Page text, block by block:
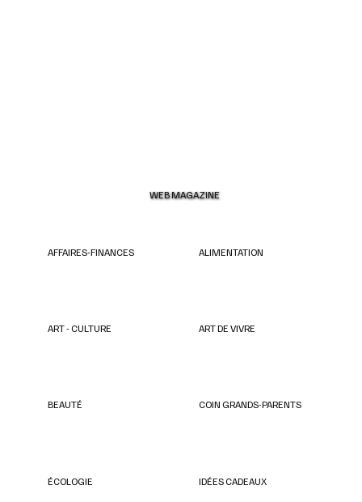
WEB MAGAZINE
AFFAIRES-FINANCES ALIMENTATION
ART - CULTURE ART DE VIVRE
BEAUTÉ COIN GRANDS-PARENTS
ÉCOLOGIE IDÉES CADEAUX